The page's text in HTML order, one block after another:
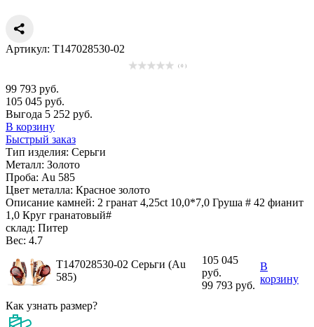
Артикул: Т147028530-02
( 0 )
99 793 руб.
105 045 руб.
Выгода 5 252 руб.
В корзину
Быстрый заказ
Тип изделия: Серьги
Металл: Золото
Проба: Au 585
Цвет металла: Красное золото
Описание камней: 2 гранат 4,25ct 10,0*7,0 Груша # 42 фианит
1,0 Круг гранатовый#
склад: Питер
Вес: 4.7
Т147028530-02 Серьги (Au
585)
105 045
руб.
99 793 руб.
В
корзину
Как узнать размер?